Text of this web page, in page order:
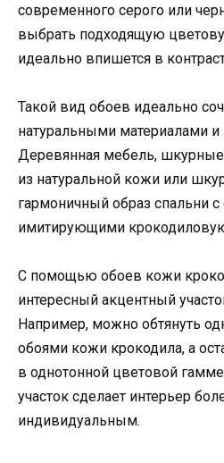
современного серого или
выбрать подходящую
идеально впишется в
Такой вид обоев идеально
натуральными материалами
Деревянная мебель,
из натуральной кожи или
гармоничный образ спальни
имитирующими
С помощью обоев кожи
интересный акцентный
Например, можно обтянуть
обоями кожи крокодила, а
в однотонной цветовой
участок сделает интерьер
индивидуальным.